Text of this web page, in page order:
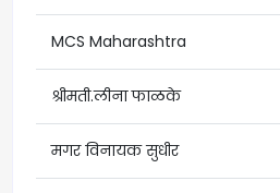
MCS Maharashtra
श्रीमती.लीना फाळके
मगर विनायक सुधीर